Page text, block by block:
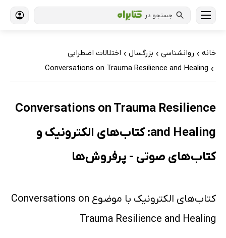
جستجو در
خانه › روانشناسی › بزرگسال › اختلالات اضطرابی
›
Conversations on Trauma Resilience and Healing
Conversations on Trauma Resilience
and Healing: کتاب‌های الکترونیک و
کتاب‌های صوتی - پرفروش‌ها
کتاب‌های الکترونیک با موضوع Conversations on
Trauma Resilience and Healing